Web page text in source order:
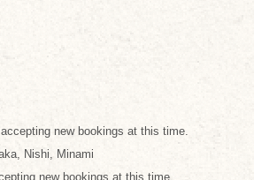
new bookings at this time.
Nishi, Minami
new bookings at this time.